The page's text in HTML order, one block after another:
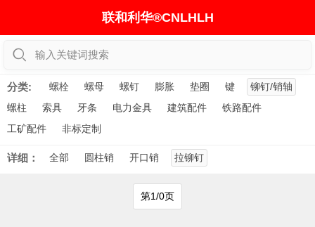
联和利华®CNLHLH
输入关键词搜索
分类: 螺栓 螺母 螺钉 膨胀 垫圈 键
铆钉/销轴
螺柱
索具 牙条 电力金具 建筑配件
铁路配件
工矿配件
非标定制
详细： 全部 圆柱销 开口销 拉铆钉
第1/0页